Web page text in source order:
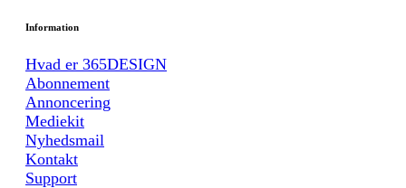
Information
Hvad er 365DESIGN
Abonnement
Annoncering
Mediekit
Nyhedsmail
Kontakt
Support